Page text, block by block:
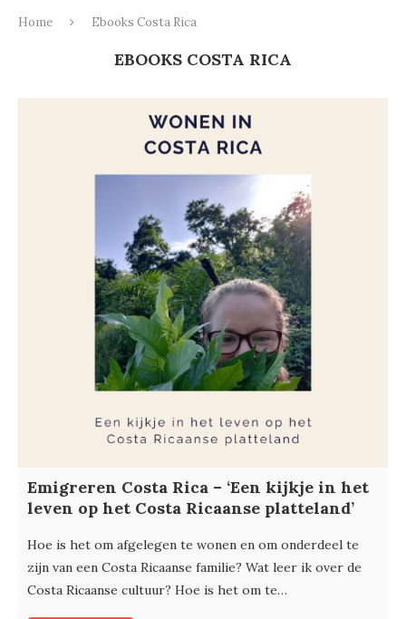
Home Ebooks Costa Rica
EBOOKS COSTA RICA
Emigreren Costa Rica – ‘Een kijkje in het
leven op het Costa Ricaanse platteland’
Hoe is het om afgelegen te wonen en om onderdeel te
zijn van een Costa Ricaanse familie? Wat leer ik over de
Costa Ricaanse cultuur? Hoe is het om te…